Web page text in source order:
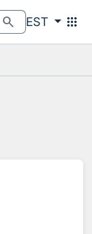
search EST apps